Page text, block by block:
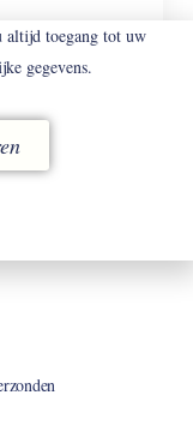
altijd toegang tot uw
gegevens.